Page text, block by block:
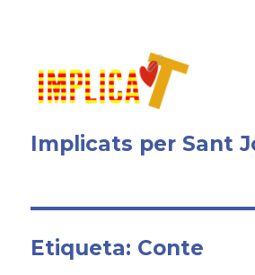
Implicats per Sant
Etiqueta: Conte